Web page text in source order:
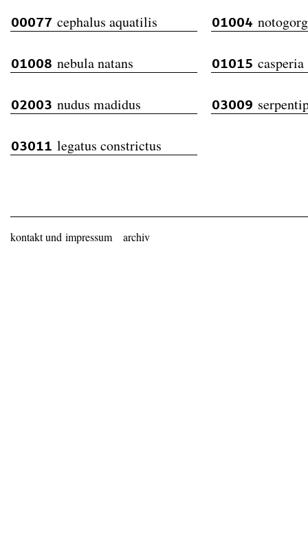
00077 cephalus aquatilis 01004
01008 nebula natans 01015
02003 nudus madidus 03009
03011 legatus constrictus
kontakt und impressum archiv